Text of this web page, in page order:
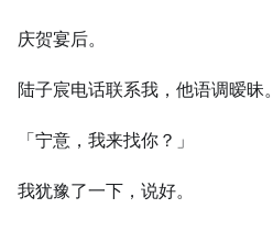
庆贺宴后。
陆子宸电话联系我，他语调暧昧。
「宁意，我来找你？」
我犹豫了一下，说好。